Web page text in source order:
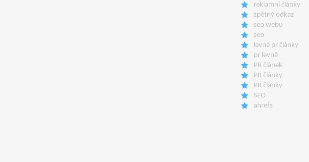
reklamní články
zpětný odkaz
seo webu
seo
levné pr články
pr levně
PR článek
PR články
PR články
SEO
ahrefs